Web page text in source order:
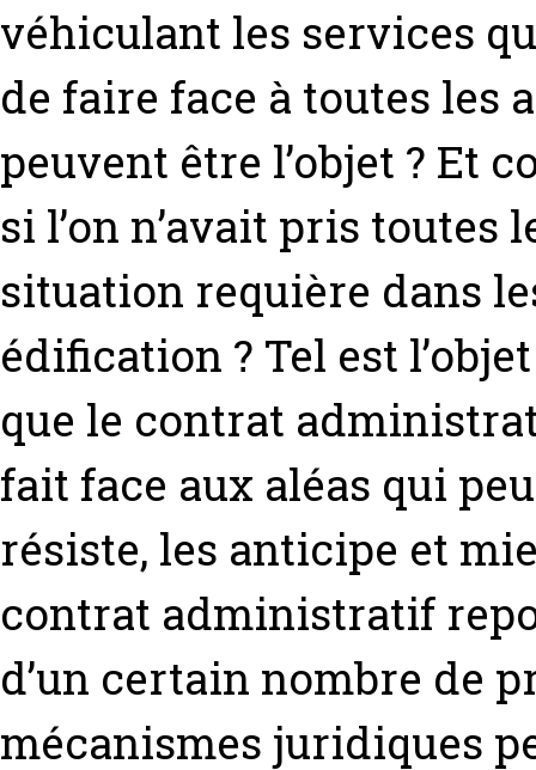
véhiculant les services
de faire face à toutes les
peuvent être l’objet ? Et
si l’on n’avait pris toutes
situation requière dans
édification ? Tel est
que le contrat
fait face aux aléas qui
résiste, les anticipe et
contrat administratif
d’un certain nombre de
mécanismes juridiques